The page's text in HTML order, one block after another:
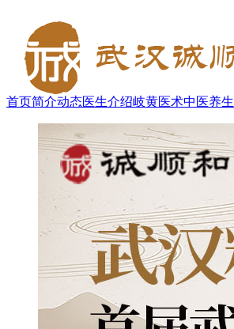
首页简介动态医生介绍岐黄医术中医养生